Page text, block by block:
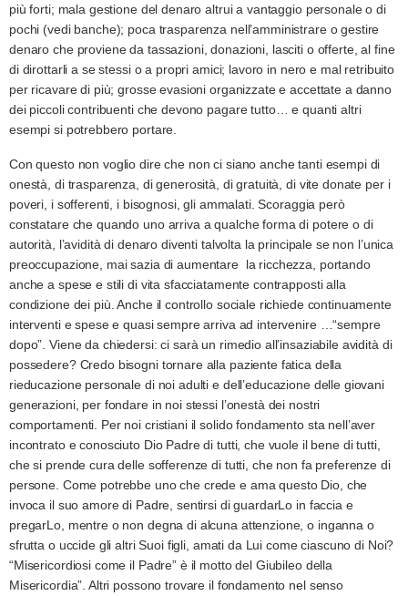
più forti; mala gestione del denaro altrui a vantaggio personale o di
pochi (vedi banche); poca trasparenza nell’amministrare o gestire
denaro che proviene da tassazioni, donazioni, lasciti o offerte, al fine
di dirottarli a se stessi o a propri amici; lavoro in nero e mal retribuito
per ricavare di più; grosse evasioni organizzate e accettate a danno
dei piccoli contribuenti che devono pagare tutto… e quanti altri
esempi si potrebbero portare.
Con questo non voglio dire che non ci siano anche tanti esempi di
onestà, di trasparenza, di generosità, di gratuità, di vite donate per i
poveri, i sofferenti, i bisognosi, gli ammalati. Scoraggia però
constatare che quando uno arriva a qualche forma di potere o di
autorità, l’avidità di denaro diventi talvolta la principale se non l’unica
preoccupazione, mai sazia di aumentare la ricchezza, portando
anche a spese e stili di vita sfacciatamente contrapposti alla
condizione dei più. Anche il controllo sociale richiede continuamente
interventi e spese e quasi sempre arriva ad intervenire …“sempre
dopo”. Viene da chiedersi: ci sarà un rimedio all’insaziabile avidità di
possedere? Credo bisogni tornare alla paziente fatica della
rieducazione personale di noi adulti e dell’educazione delle giovani
generazioni, per fondare in noi stessi l’onestà dei nostri
comportamenti. Per noi cristiani il solido fondamento sta nell’aver
incontrato e conosciuto Dio Padre di tutti, che vuole il bene di tutti,
che si prende cura delle sofferenze di tutti, che non fa preferenze di
persone. Come potrebbe uno che crede e ama questo Dio, che
invoca il suo amore di Padre, sentirsi di guardarLo in faccia e
pregarLo, mentre o non degna di alcuna attenzione, o inganna o
sfrutta o uccide gli altri Suoi figli, amati da Lui come ciascuno di Noi?
“Misericordiosi come il Padre” è il motto del Giubileo della
Misericordia”. Altri possono trovare il fondamento nel senso